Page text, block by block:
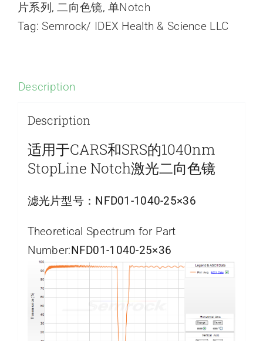
片系列 ,二向色镜,单Notch
Tag:Semrock/ IDEX Health & Science LLC
Description
Description
适用于CARS和SRS的1040nm
StopLine Notch激光二向色镜
滤光片型号： NFD01-1040-25×36
Theoretical Spectrum for Part
Number:NFD01-1040-25×36